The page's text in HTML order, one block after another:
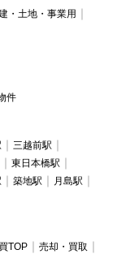
・土地・事業用
件
三越前駅
東日本橋駅
築地駅
月島駅
TOP
売却・買取